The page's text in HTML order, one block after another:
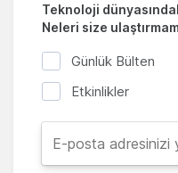
Teknoloji
Neleri size
Günlük Bülten
Etkinlikler